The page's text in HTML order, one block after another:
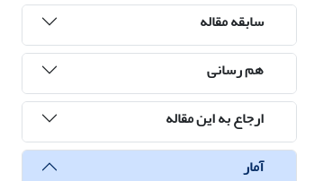
سابقه مقاله
هم رسانی
ارجاع به این مقاله
آمار